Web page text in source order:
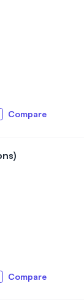
Compare
Compare